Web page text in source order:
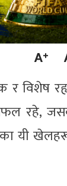
विशेष
रहे,
का यी